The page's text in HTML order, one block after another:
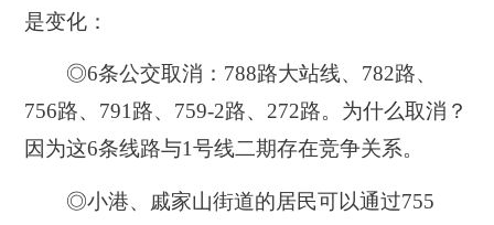
是变化：
◎6条公交取消：788路大站线、782路、
756路、791路、759-2路、272路。为什么取消？
因为这6条线路与1号线二期存在竞争关系。
◎小港、戚家山街道的居民可以通过755